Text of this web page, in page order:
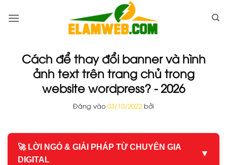
qua
Cách để thay đổi banner và hình
ảnh text trên trang chủ trong
website wordpress? - 2026
Đăng vào 03/10/2022 bởi
🚀 LỜI NGỎ & GIẢI PHÁP TỪ CHUYÊN GIA
DIGITAL
▼